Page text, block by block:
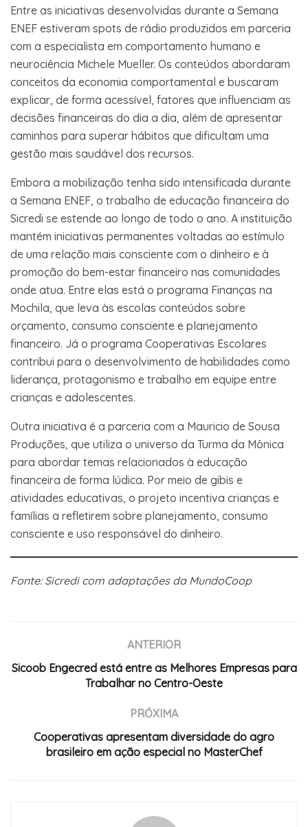
Entre as iniciativas desenvolvidas durante a Semana
ENEF estiveram spots de rádio produzidos em parceria
com a especialista em comportamento humano e
neurociência Michele Mueller. Os conteúdos abordaram
conceitos da economia comportamental e buscaram
explicar, de forma acessível, fatores que influenciam as
decisões financeiras do dia a dia, além de apresentar
caminhos para superar hábitos que dificultam uma
gestão mais saudável dos recursos.
Embora a mobilização tenha sido intensificada durante
a Semana ENEF, o trabalho de educação financeira do
Sicredi se estende ao longo de todo o ano. A instituição
mantém iniciativas permanentes voltadas ao estímulo
de uma relação mais consciente com o dinheiro e à
promoção do bem-estar financeiro nas comunidades
onde atua. Entre elas está o programa Finanças na
Mochila, que leva às escolas conteúdos sobre
orçamento, consumo consciente e planejamento
financeiro. Já o programa Cooperativas Escolares
contribui para o desenvolvimento de habilidades como
liderança, protagonismo e trabalho em equipe entre
crianças e adolescentes.
Outra iniciativa é a parceria com a Mauricio de Sousa
Produções, que utiliza o universo da Turma da Mônica
para abordar temas relacionados à educação
financeira de forma lúdica. Por meio de gibis e
atividades educativas, o projeto incentiva crianças e
famílias a refletirem sobre planejamento, consumo
consciente e uso responsável do dinheiro.
Fonte: Sicredi com adaptações da MundoCoop
ANTERIOR
Sicoob Engecred está entre as Melhores Empresas para
Trabalhar no Centro-Oeste
PRÓXIMA
Cooperativas apresentam diversidade do agro
brasileiro em ação especial no MasterChef